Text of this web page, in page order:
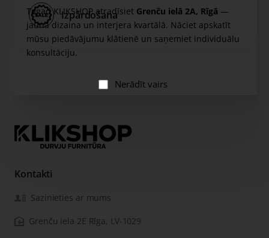
Tagad KLIKSHOP atradīsiet Grenču ielā 2A, Rīgā —
jaunā dizaina un interjera kvartālā. Nāciet apskatīt
mūsu piedāvājumu klātienē un saņemiet individuālu
konsultāciju.
Nerādīt vairs
Izpārdošana
Kontakti
Sazinieties ar mums
Grenču iela 2E Rīga, LV-1029